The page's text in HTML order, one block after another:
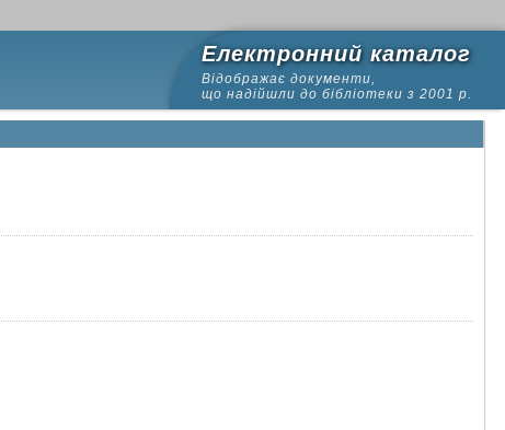
Електронний каталог
Відображає документи,
що надійшли до бібліотеки з 2001 р.